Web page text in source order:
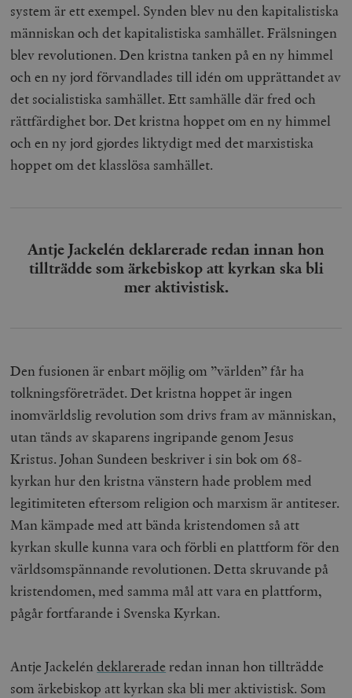
system är ett exempel. Synden blev nu den kapitalistiska
människan och det kapitalistiska samhället. Frälsningen
blev revolutionen. Den kristna tanken på en ny himmel
och en ny jord förvandlades till idén om upprättandet av
det socialistiska samhället. Ett samhälle där fred och
rättfärdighet bor. Det kristna hoppet om en ny himmel
och en ny jord gjordes liktydigt med det marxistiska
hoppet om det klasslösa samhället.
Antje Jackelén deklarerade redan innan hon
tillträdde som ärkebiskop att kyrkan ska bli
mer aktivistisk.
Den fusionen är enbart möjlig om ”världen” får ha
tolkningsföreträdet. Det kristna hoppet är ingen
inomvärldslig revolution som drivs fram av människan,
utan tänds av skaparens ingripande genom Jesus
Kristus. Johan Sundeen beskriver i sin bok om 68-
kyrkan hur den kristna vänstern hade problem med
legitimiteten eftersom religion och marxism är antiteser.
Man kämpade med att bända kristendomen så att
kyrkan skulle kunna vara och förbli en plattform för den
världsomspännande revolutionen. Detta skruvande på
kristendomen, med samma mål att vara en plattform,
pågår fortfarande i Svenska Kyrkan.
Antje Jackeléndeklarerade redan innan hon tillträdde
som ärkebiskop att kyrkan ska bli mer aktivistisk. Som